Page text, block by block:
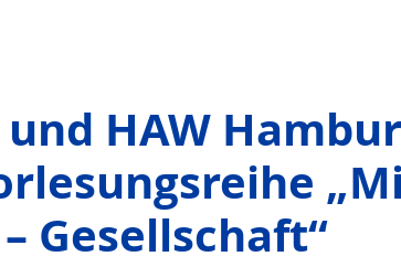
und HAW
Gesellschaft“